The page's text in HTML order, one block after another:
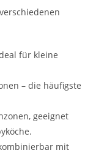
für kleine
– die häufigste
geeignet
mit